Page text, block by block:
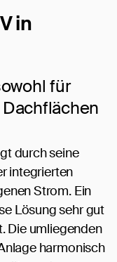
in
für
durch seine
integrierten
Strom. Ein
Lösung sehr gut
Die umliegenden
harmonisch